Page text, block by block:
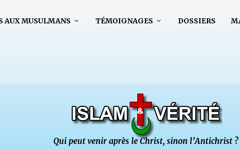
AUX MUSULMANS TÉMOIGNAGES DOSSIERS